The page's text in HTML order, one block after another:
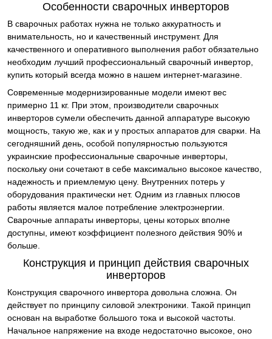
Особенности сварочных инверторов
В сварочных работах нужна не только аккуратность и
внимательность, но и качественный инструмент. Для
качественного и оперативного выполнения работ обязательно
необходим лучший профессиональный сварочный инвертор,
купить который всегда можно в нашем интернет-магазине.
Современные модернизированные модели имеют вес
примерно 11 кг. При этом, производители сварочных
инверторов сумели обеспечить данной аппаратуре высокую
мощность, такую же, как и у простых аппаратов для сварки. На
сегодняшний день, особой популярностью пользуются
украинские профессиональные сварочные инверторы,
поскольку они сочетают в себе максимально высокое качество,
надежность и приемлемую цену. Внутренних потерь у
оборудования практически нет. Одним из главных плюсов
работы является малое потребление электроэнергии.
Сварочные аппараты инверторы, цены которых вполне
доступны, имеют коэффициент полезного действия 90% и
больше.
Конструкция и принцип действия сварочных
инверторов
Конструкция сварочного инвертора довольна сложна. Он
действует по принципу силовой электроники. Такой принцип
основан на выработке большого тока и высокой частоты.
Начальное напряжение на входе недостаточно высокое, оно